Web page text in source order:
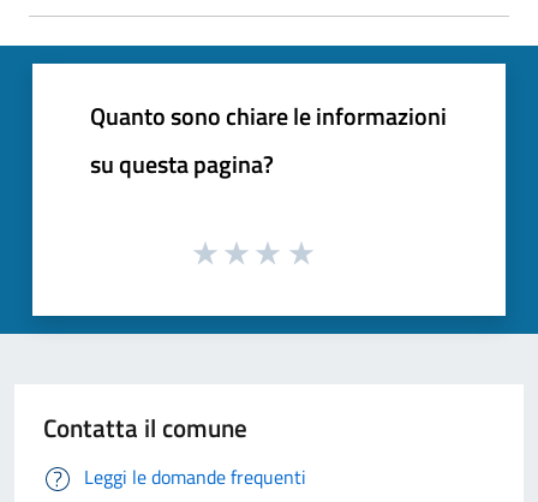
Quanto sono chiare le informazioni
su questa pagina?
Contatta il comune
Leggi le domande frequenti